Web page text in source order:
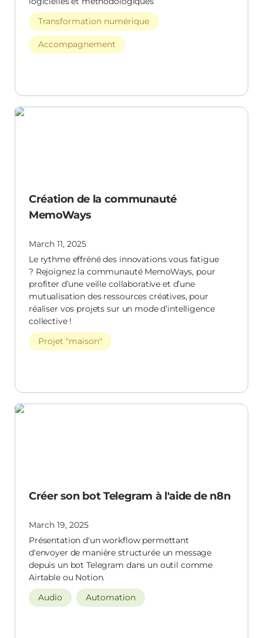
Transformation numérique
Accompagnement
Création de la communauté MemoWays
Création de la communauté
MemoWays
March 11, 2025
Le rythme effréné des innovations vous fatigue
? Rejoignez la communauté MemoWays, pour
profiter d’une veille collaborative et d’une
mutualisation des ressources créatives, pour
réaliser vos projets sur un mode d’intelligence
collective !
Projet "maison"
Créer son bot Telegram à l'aide de n8n
Créer son bot Telegram à l'aide de n8n
March 19, 2025
Présentation d'un workflow permettant
d'envoyer de manière structurée un message
depuis un bot Telegram dans un outil comme
Airtable ou Notion.
Audio
Automation